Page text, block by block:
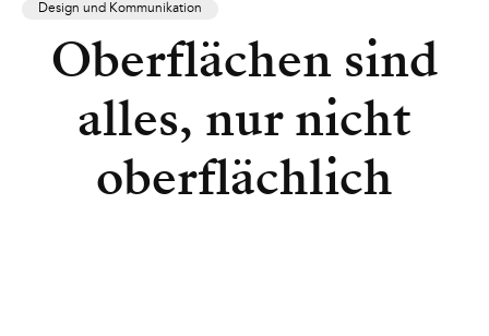
Design und Kommunikation
Oberflächen sind
alles, nur nicht
oberflächlich